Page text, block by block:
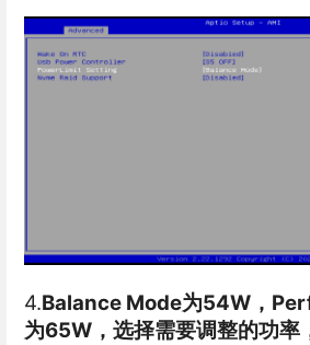
4.Balance Mode为54W，
为65W，选择需要调整的功率